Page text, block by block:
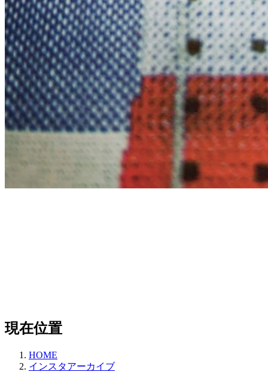
現在位置
HOME
インスタアーカイブ